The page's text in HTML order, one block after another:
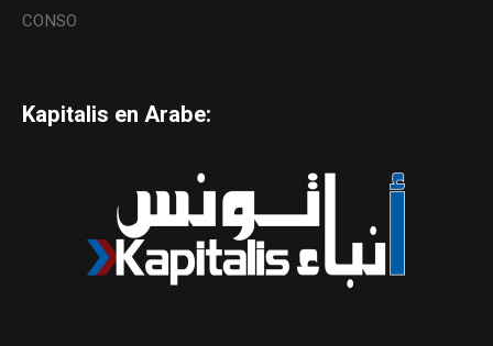
CONSO
Kapitalis en Arabe: